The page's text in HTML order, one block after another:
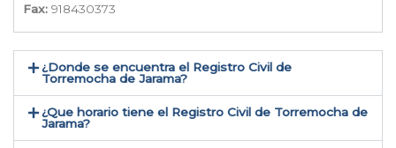
Fax: 918430373
¿Donde se encuentra el Registro Civil de
Torremocha de Jarama​?
¿Que horario tiene el Registro Civil de Torremocha de
Jarama?